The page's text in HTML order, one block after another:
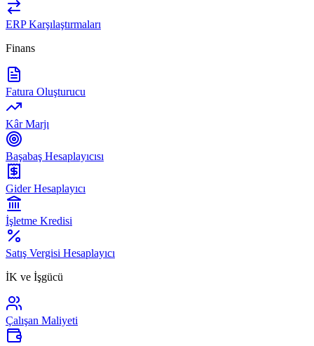
ERP Karşılaştırmaları
Finans
Fatura Oluşturucu
Kâr Marjı
Başabaş Hesaplayıcısı
Gider Hesaplayıcı
İşletme Kredisi
Satış Vergisi Hesaplayıcı
İK ve İşgücü
Çalışan Maliyeti